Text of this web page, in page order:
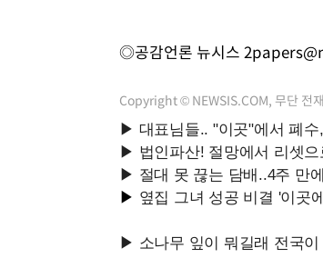
◎공감언론 뉴시스
Copyright © NEWSIS.COM, 무단 전